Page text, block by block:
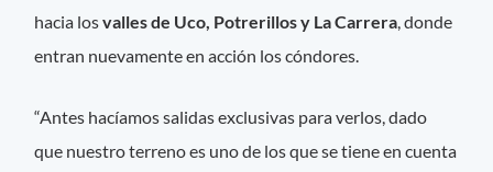
hacia losvalles de Uco, Potrerillos y La Carrera, donde
entran nuevamente en acción los cóndores.
“Antes hacíamos salidas exclusivas para verlos, dado
que nuestro terreno es uno de los que se tiene en cuenta